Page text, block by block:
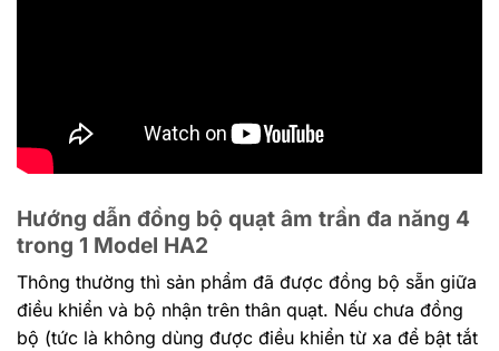
Hướng dẫn đồng bộ quạt âm trần đa năng 4
trong 1 Model HA2
Thông thường thì sản phẩm đã được đồng bộ sẵn giữa
điều khiển và bộ nhận trên thân quạt. Nếu chưa đồng
bộ (tức là không dùng được điều khiển từ xa để bật tắt